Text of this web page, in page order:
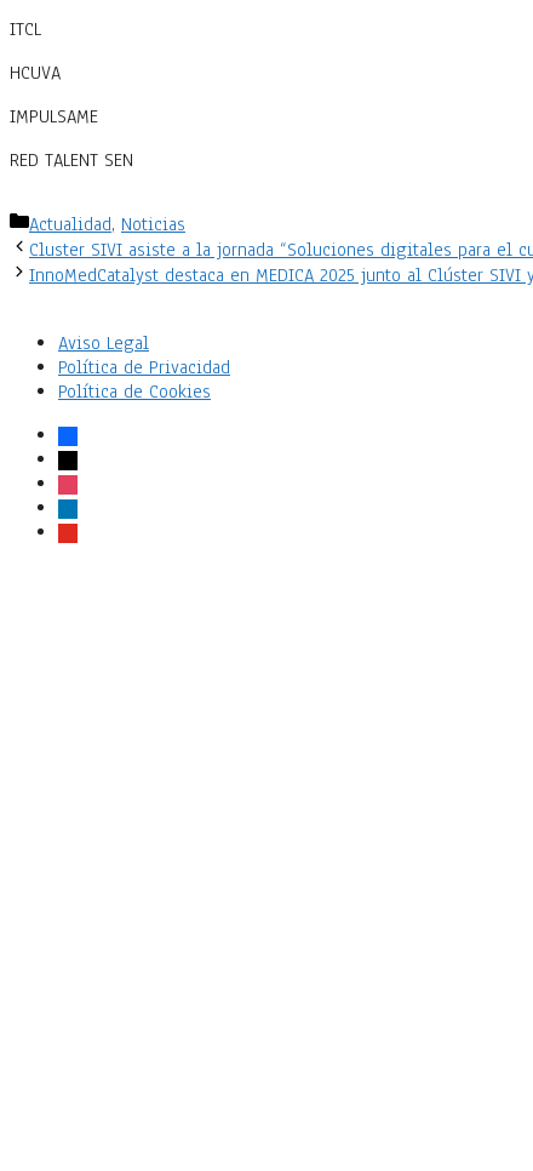
ITCL
HCUVA
IMPULSAME
RED TALENT SEN
Categorías
Actualidad, Noticias
Cluster SIVI asiste a la jornada “Soluciones digitales para el
InnoMedCatalyst destaca en MEDICA 2025 junto al Clúster
Aviso Legal
Política de Privacidad
Política de Cookies
facebook
x
instagram
linkedin
youtube